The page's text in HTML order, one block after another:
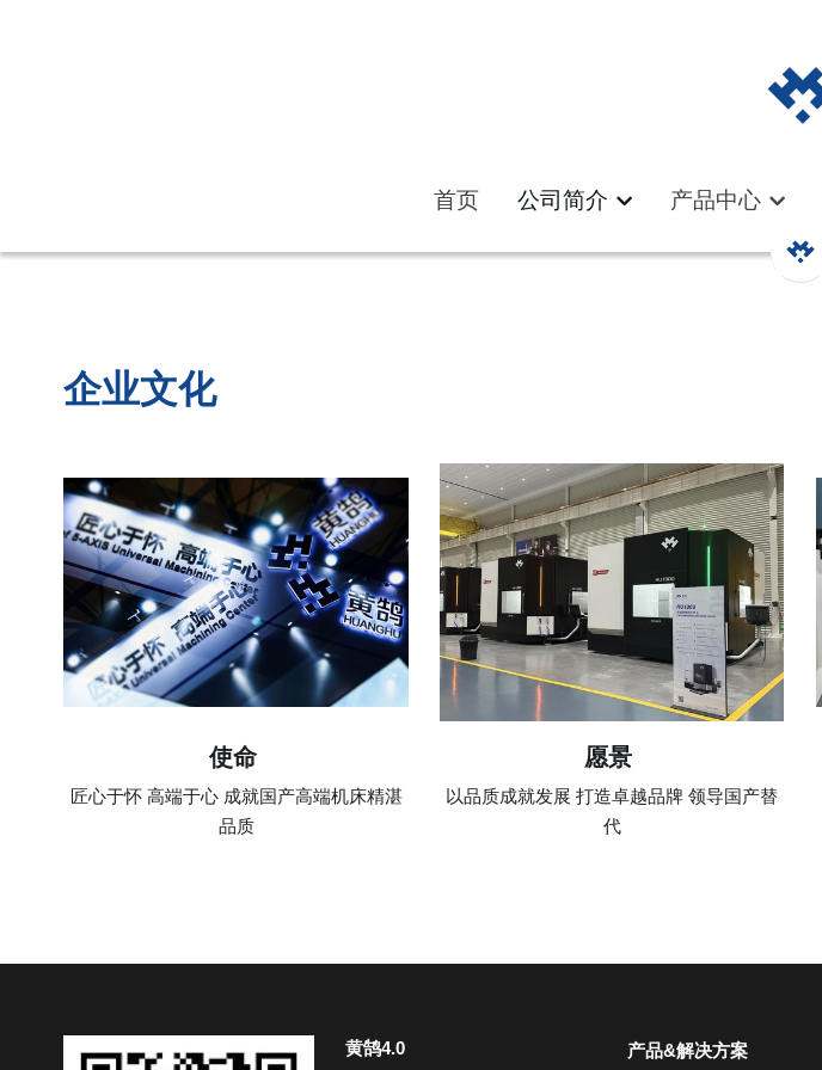
首页 公司简介 产品中心
首页 公司简介 产品中心
企业文化
使命
匠心于怀 高端于心 成就国产高端机床精湛
品质
愿景
以品质成就发展 打造卓越品牌 领导国产替
代
黄鹄4.0 产品&解决方案